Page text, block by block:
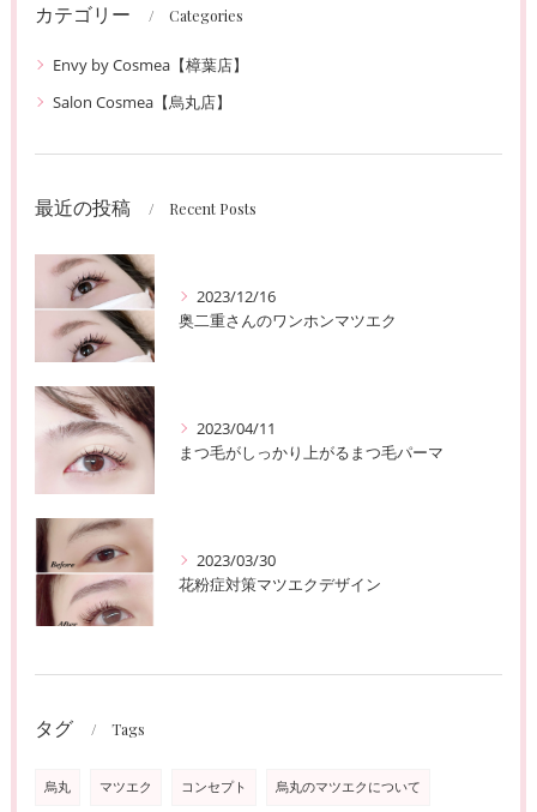
カテゴリー Categories
Envy by Cosmea【樟葉店】
Salon Cosmea【烏丸店】
最近の投稿 Recent Posts
2023/12/16
奥二重さんのワンホンマツエク
2023/04/11
まつ毛がしっかり上がるまつ毛パーマ
2023/03/30
花粉症対策マツエクデザイン
タグ Tags
烏丸 マツエク コンセプト 烏丸のマツエクについて